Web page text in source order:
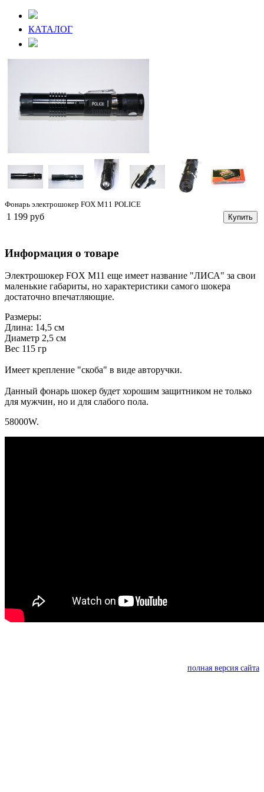
КАТАЛОГ
Фонарь электрошокер FOX M11 POLICE
1 199 руб Купить
Информация о товаре
Электрошокер FOX M11 еще имеет название "ЛИСА" за свои
маленькие габариты, но характеристики самого шокера
достаточно впечатляющие.
Размеры:
Длина: 14,5 см
Диаметр 2,5 см
Вес 115 гр
Имеет крепление "скоба" в виде авторучки.
Данный фонарь шокер будет хорошим защитником не только
для мужчин, но и для слабого пола.
58000W.
полная версия сайта